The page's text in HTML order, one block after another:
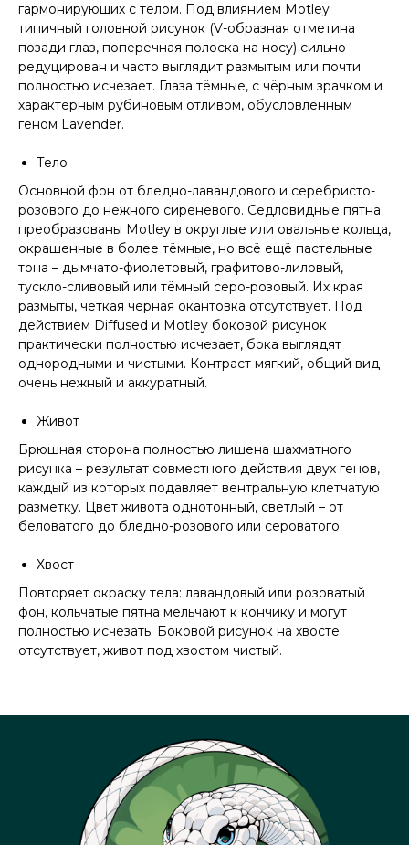
гармонирующих с телом. Под влиянием Motley
типичный головной рисунок (V-образная отметина
позади глаз, поперечная полоска на носу) сильно
редуцирован и часто выглядит размытым или почти
полностью исчезает. Глаза тёмные, с чёрным зрачком и
характерным рубиновым отливом, обусловленным
геном Lavender.
Тело
Основной фон от бледно-лавандового и серебристо-
розового до нежного сиреневого. Седловидные пятна
преобразованы Motley в округлые или овальные кольца,
окрашенные в более тёмные, но всё ещё пастельные
тона – дымчато-фиолетовый, графитово-лиловый,
тускло-сливовый или тёмный серо-розовый. Их края
размыты, чёткая чёрная окантовка отсутствует. Под
действием Diffused и Motley боковой рисунок
практически полностью исчезает, бока выглядят
однородными и чистыми. Контраст мягкий, общий вид
очень нежный и аккуратный.
Живот
Брюшная сторона полностью лишена шахматного
рисунка – результат совместного действия двух генов,
каждый из которых подавляет вентральную клетчатую
разметку. Цвет живота однотонный, светлый – от
беловатого до бледно-розового или сероватого.
Хвост
Повторяет окраску тела: лавандовый или розоватый
фон, кольчатые пятна мельчают к кончику и могут
полностью исчезать. Боковой рисунок на хвосте
отсутствует, живот под хвостом чистый.